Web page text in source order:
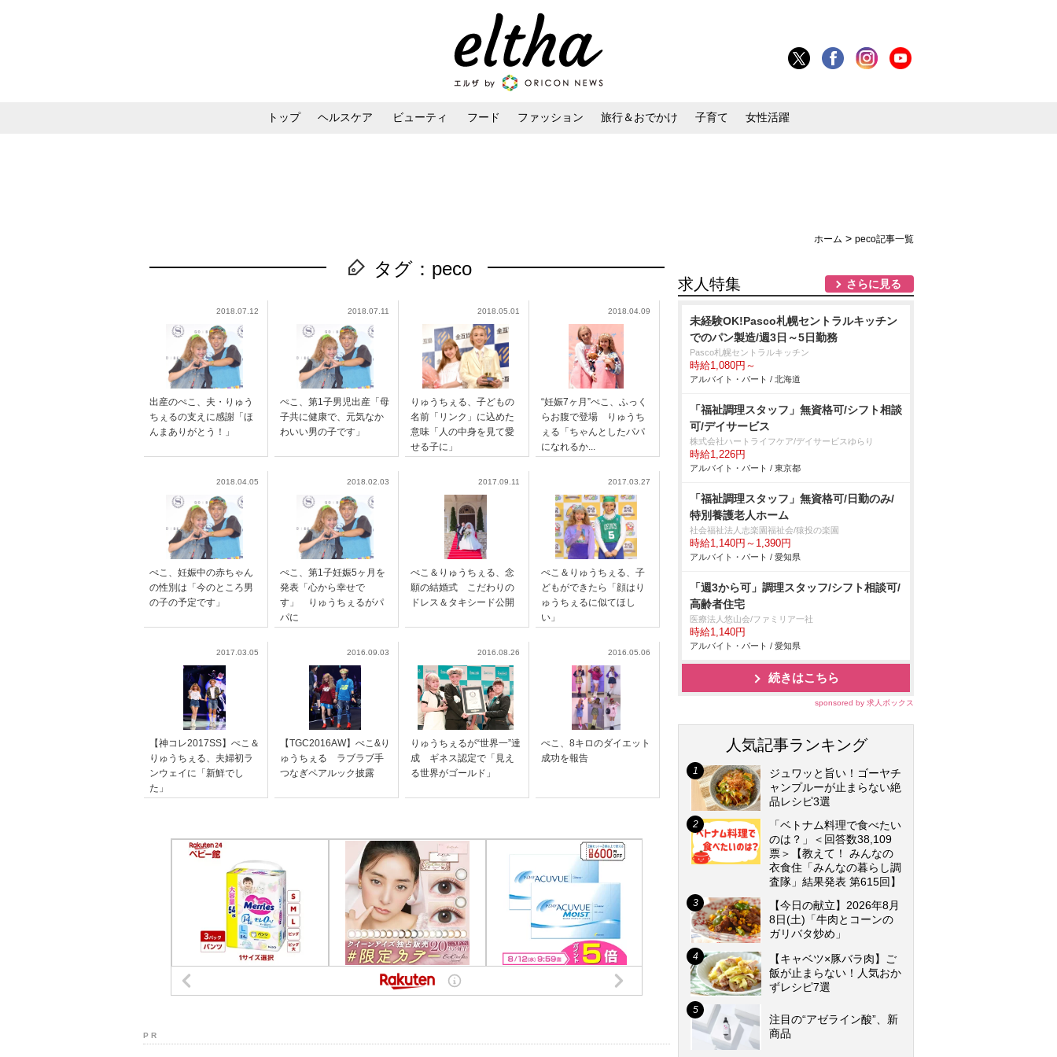
トップ ヘルスケア ビューティ フード ファッション 旅行＆おでかけ 子育て 女性活躍
ホーム > peco記事一覧
タグ：peco
2018.07.12
出産のぺこ、夫・りゅう
ちぇるの支えに感謝「ほ
んまありがとう！」
2018.07.11
ぺこ、第1子男児出産「母
子共に健康で、元気なか
わいい男の子です」
2018.05.01
りゅうちぇる、子どもの
名前「リンク」に込めた
意味「人の中身を見て愛
せる子に」
2018.04.09
“妊娠7ヶ月”ぺこ、ふっく
らお腹で登場 りゅうち
ぇる「ちゃんとしたパパ
になれるか...
2018.04.05
ぺこ、妊娠中の赤ちゃん
の性別は「今のところ男
の子の予定です」
2018.02.03
ぺこ、第1子妊娠5ヶ月を
発表「心から幸せで
す」 りゅうちぇるがパ
パに
2017.09.11
ぺこ＆りゅうちぇる、念
願の結婚式 こだわりの
ドレス＆タキシード公開
2017.03.27
ぺこ＆りゅうちぇる、子
どもができたら「顔はり
ゅうちぇるに似てほし
い」
2017.03.05
【神コレ2017SS】ぺこ＆
りゅうちぇる、夫婦初ラ
ンウェイに「新鮮でし
た」
2016.09.03
【TGC2016AW】ぺこ&り
ゅうちぇる ラブラブ手
つなぎペアルック披露
2016.08.26
りゅうちぇるが“世界一”達
成 ギネス認定で「見え
る世界がゴールド」
2016.05.06
ぺこ、8キロのダイエット
成功を報告
P R
求人特集 さらに見る
未経験OK!Pasco札幌セントラルキッチン
でのパン製造/週3日～5日勤務
Pasco札幌セントラルキッチン
時給1,080円～
アルバイト・パート / 北海道
「福祉調理スタッフ」無資格可/シフト相談
可/デイサービス
株式会社ハートライフケア/デイサービスゆらり
時給1,226円
アルバイト・パート / 東京都
「福祉調理スタッフ」無資格可/日勤のみ/
特別養護老人ホーム
社会福祉法人志楽園福祉会/猿投の楽園
時給1,140円～1,390円
アルバイト・パート / 愛知県
「週3から可」調理スタッフ/シフト相談可/
高齢者住宅
医療法人悠山会/ファミリア一社
時給1,140円
アルバイト・パート / 愛知県
続きはこちら
sponsored by 求人ボックス
人気記事ランキング
ジュワッと旨い！ゴーヤチ
ャンプルーが止まらない絶
品レシピ3選
「ベトナム料理で食べたい
のは？」＜回答数38,109
票＞【教えて！ みんなの
衣食住「みんなの暮らし調
査隊」結果発表 第615回】
【今日の献立】2026年8月
8日(土)「牛肉とコーンの
ガリバタ炒め」
【キャベツ×豚バラ肉】ご
飯が止まらない！人気おか
ずレシピ7選
注目の“アゼライン酸”、新
商品